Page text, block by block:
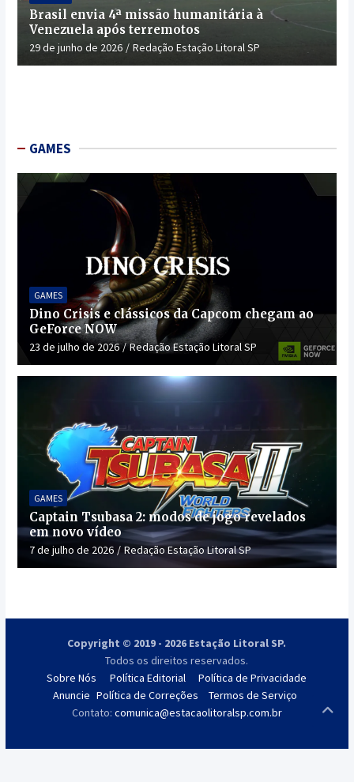
Brasil envia 4ª missão humanitária à
Venezuela após terremotos
29 de junho de 2026 Redação Estação Litoral SP
GAMES
GAMES
Dino Crisis e clássicos da Capcom chegam ao
GeForce NOW
23 de julho de 2026 Redação Estação Litoral SP
GAMES
Captain Tsubasa 2: modos de jogo revelados
em novo vídeo
7 de julho de 2026 Redação Estação Litoral SP
Copyright © 2019 - 2026 Estação Litoral SP.
Todos os direitos reservados.
Sobre Nós
Anuncie
Política Editorial
Política de Correções
Política de Privacidade
Termos de Serviço
Contato: comunica@estacaolitoralsp.com.br